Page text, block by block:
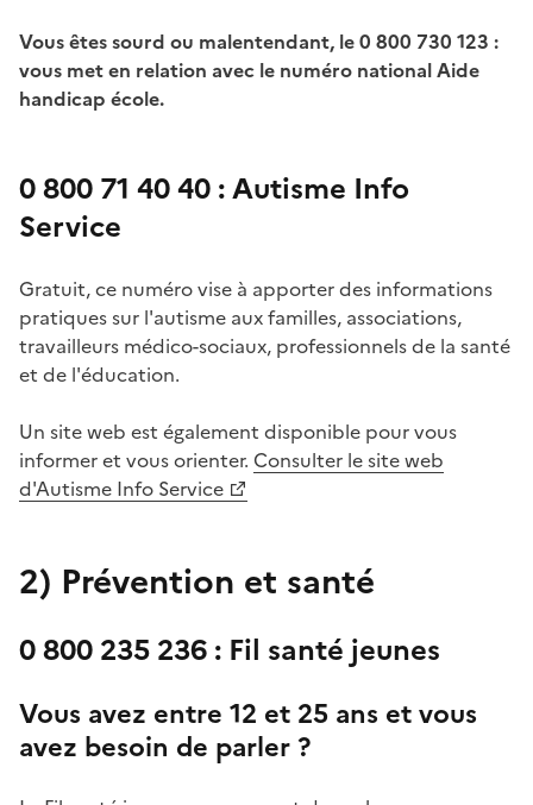
Vous êtes sourd ou malentendant, le 0 800 730 123 :
vous met en relation avec le numéro national Aide
handicap école.
0 800 71 40 40 : Autisme Info
Service
Gratuit, ce numéro vise à apporter des informations
pratiques sur l'autisme aux familles, associations,
travailleurs médico-sociaux, professionnels de la santé
et de l'éducation.
Un site web est également disponible pour vous
informer et vous orienter. Consulter le site web
d'Autisme Info Service
2) Prévention et santé
0 800 235 236 : Fil santé jeunes
Vous avez entre 12 et 25 ans et vous
avez besoin de parler ?